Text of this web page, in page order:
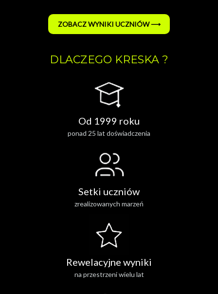
ZOBACZ WYNIKI UCZNIÓW ⟶
DLACZEGO KRESKA ?
Od 1999 roku
ponad 25 lat doświadczenia
Setki uczniów
zrealizowanych marzeń
Rewelacyjne wyniki
na przestrzeni wielu lat